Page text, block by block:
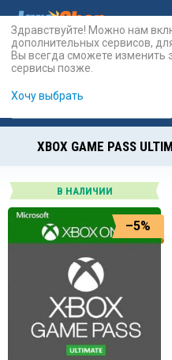
Карты
XBOX GAME PASS
В НАЛИЧИИ
–5%
Здравствуйте! Можно нам
дополнительных сервисов,
Вы всегда сможете изменить
сервисы позже.
Хочу выбрать